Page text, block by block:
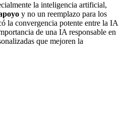
la inteligencia artificial,
y no un reemplazo para los
la convergencia potente entre la IA
de una IA responsable en
que mejoren la